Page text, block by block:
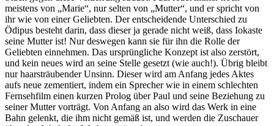
meistens von „Marie“, nur selten von „Mutter“, und er spricht von
ihr wie von einer Geliebten. Der entscheidende Unterschied zu
Ödipus besteht darin, dass dieser ja gerade nicht weiß, dass Iokaste
seine Mutter ist! Nur deswegen kann sie für ihn die Rolle der
Geliebten einnehmen. Das ursprüngliche Konzept ist also zerstört,
und kein neues wird an seine Stelle gesetzt (wie auch!). Übrig bleibt
nur haarsträubender Unsinn. Dieser wird am Anfang jedes Aktes
aufs neue zementiert, indem ein Sprecher wie in einem schlechten
Fernsehfilm einen kurzen Prolog über Paul und seine Beziehung zu
seiner Mutter vorträgt. Von Anfang an also wird das Werk in eine
Bahn gelenkt, die ihm nicht gemäß ist, und werden die Zuschauer